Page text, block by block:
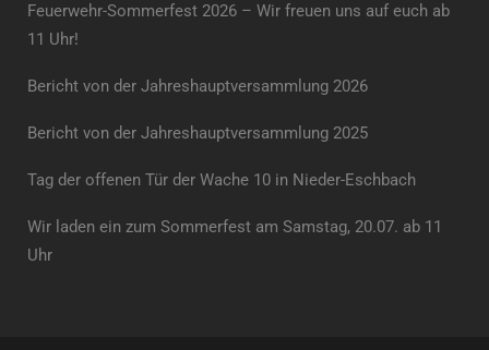
Feuerwehr-Sommerfest 2026 – Wir freuen uns auf euch ab
11 Uhr!
Bericht von der Jahreshauptversammlung 2026
Bericht von der Jahreshaupt­versammlung 2025
Tag der offenen Tür der Wache 10 in Nieder-Eschbach
Wir laden ein zum Sommerfest am Samstag, 20.07. ab 11
Uhr